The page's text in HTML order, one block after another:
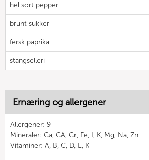
hel sort pepper
brunt sukker
fersk paprika
stangselleri
Ernæring og allergener
Allergener: 9
Mineraler: Ca, CA, Cr, Fe, I, K, Mg, Na, Zn
Vitaminer: A, B, C, D, E, K